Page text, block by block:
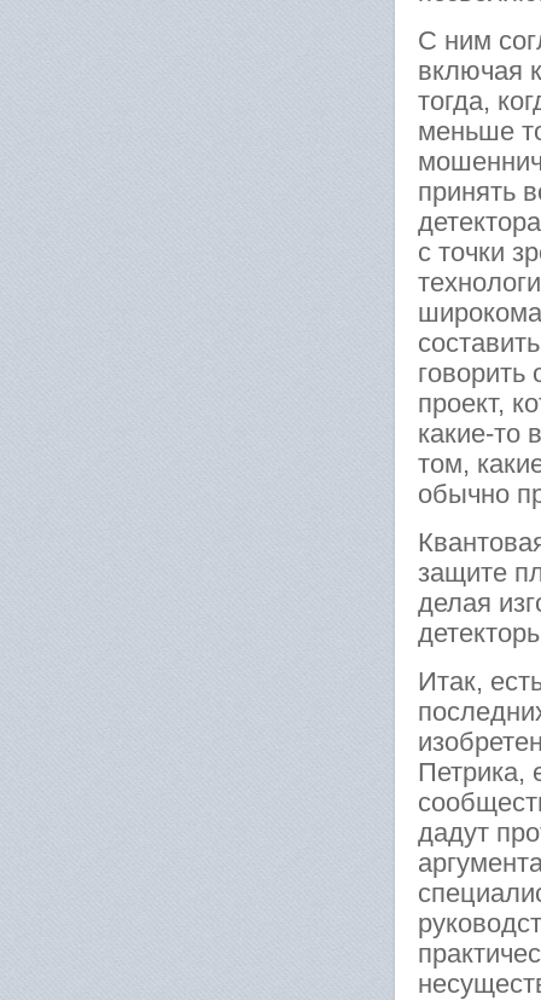
С ним
включая
тогда,
меньше
принять
с точки
говорить
проект,
какие-то
том,
обычно
защите
делая
Итак,
Петрика,
дадут